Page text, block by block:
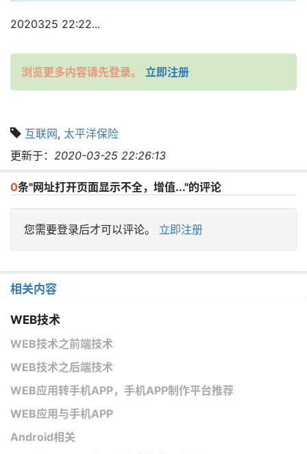
2020325 22:22...
浏览更多内容请先登录。 立即注册
互联网, 太平洋保险
更新于： 2020-03-25 22:26:13
0条"网址打开页面显示不全，增值..."的评论
您需要登录后才可以评论。 立即注册
相关内容
WEB技术
WEB技术之前端技术
WEB技术之后端技术
WEB应用转手机APP，手机APP制作平台推荐
WEB应用与手机APP
Android相关